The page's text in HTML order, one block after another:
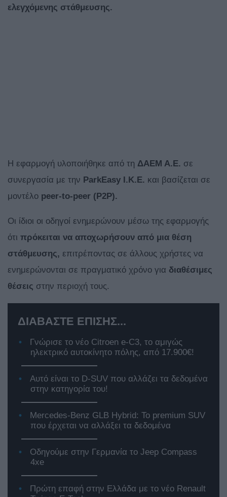
ελεγχόμενης στάθμευσης.
Η εφαρμογή υλοποιήθηκε από τη ΔΑΕΜ Α.Ε. σε
συνεργασία με την ParkEasy Ι.Κ.Ε. και βασίζεται σε
μοντέλο peer-to-peer (P2P).
Οι ίδιοι οι οδηγοί ενημερώνουν μέσω της εφαρμογής
ότι πρόκειται να αποχωρήσουν από μια θέση
στάθμευσης, επιτρέποντας σε άλλους χρήστες να
ενημερώνονται σε πραγματικό χρόνο για διαθέσιμες
θέσεις στην περιοχή τους.
ΔΙΑΒΑΣΤΕ ΕΠΙΣΗΣ...
Γνώρισε το νέο Citroen e-C3, το αμιγώς
ηλεκτρικό αυτοκίνητο πόλης, από 17.900€!
Αυτό είναι το D-SUV που αλλάζει τα δεδομένα
στην κατηγορία του!
Mercedes-Benz GLB Hybrid: Το premium SUV
που έρχεται να αλλάξει τα δεδομένα
Οδηγούμε στην Γερμανία το Jeep Compass
4xe
Πρώτη επαφή στην Ελλάδα με το νέο Renault